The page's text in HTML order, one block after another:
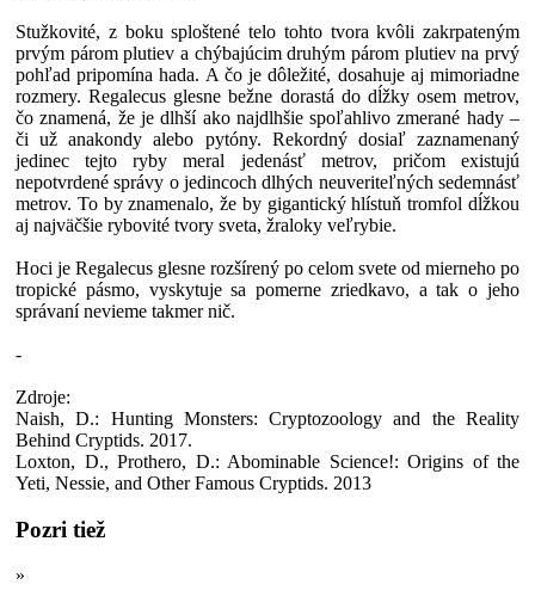
Stužkovité, z boku sploštené telo tohto tvora kvôli zakrpateným
prvým párom plutiev a chýbajúcim druhým párom plutiev na prvý
pohľad pripomína hada. A čo je dôležité, dosahuje aj mimoriadne
rozmery. Regalecus glesne bežne dorastá do dĺžky osem metrov,
čo znamená, že je dlhší ako najdlhšie spoľahlivo zmerané hady –
či už anakondy alebo pytóny. Rekordný dosiaľ zaznamenaný
jedinec tejto ryby meral jedenásť metrov, pričom existujú
nepotvrdené správy o jedincoch dlhých neuveriteľných sedemnásť
metrov. To by znamenalo, že by gigantický hlístuň tromfol dĺžkou
aj najväčšie rybovité tvory sveta, žraloky veľrybie.
Hoci je Regalecus glesne rozšírený po celom svete od mierneho po
tropické pásmo, vyskytuje sa pomerne zriedkavo, a tak o jeho
správaní nevieme takmer nič.
-
Zdroje:
Naish, D.: Hunting Monsters: Cryptozoology and the Reality
Behind Cryptids. 2017.
Loxton, D., Prothero, D.: Abominable Science!: Origins of the
Yeti, Nessie, and Other Famous Cryptids. 2013
Pozri tiež
»